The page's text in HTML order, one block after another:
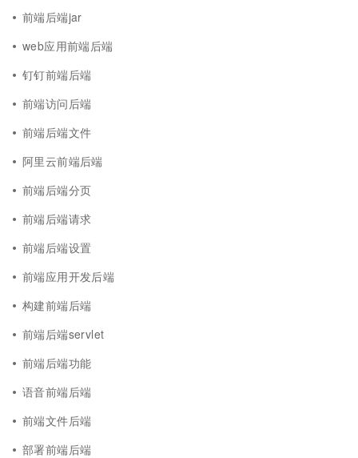
前端后端jar
web应用前端后端
钉钉前端后端
前端访问后端
前端后端文件
阿里云前端后端
前端后端分页
前端后端请求
前端后端设置
前端应用开发后端
构建前端后端
前端后端servlet
前端后端功能
语音前端后端
前端文件后端
部署前端后端